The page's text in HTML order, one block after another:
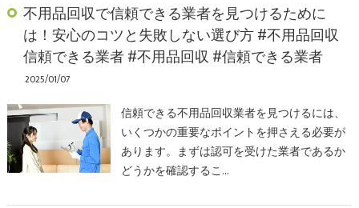
不用品回収で信頼できる業者を見つけるために
は！安心のコツと失敗しない選び方 #不用品回収
信頼できる業者 #不用品回収 #信頼できる業者
2025/01/07
信頼できる不用品回収業者を見つけるには、
いくつかの重要なポイントを押さえる必要が
あります。まずは認可を受けた業者であるか
どうかを確認するこ…